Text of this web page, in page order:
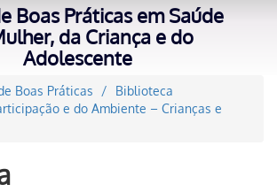
Acesso à informação
Boas Práticas em Saúde
da Criança e do
Adolescente
Boas Práticas
Biblioteca
e do Ambiente – Crianças e